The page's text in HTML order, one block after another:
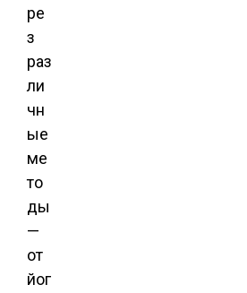
ре
з
раз
ли
чн
ые
ме
то
ды
—
от
йог